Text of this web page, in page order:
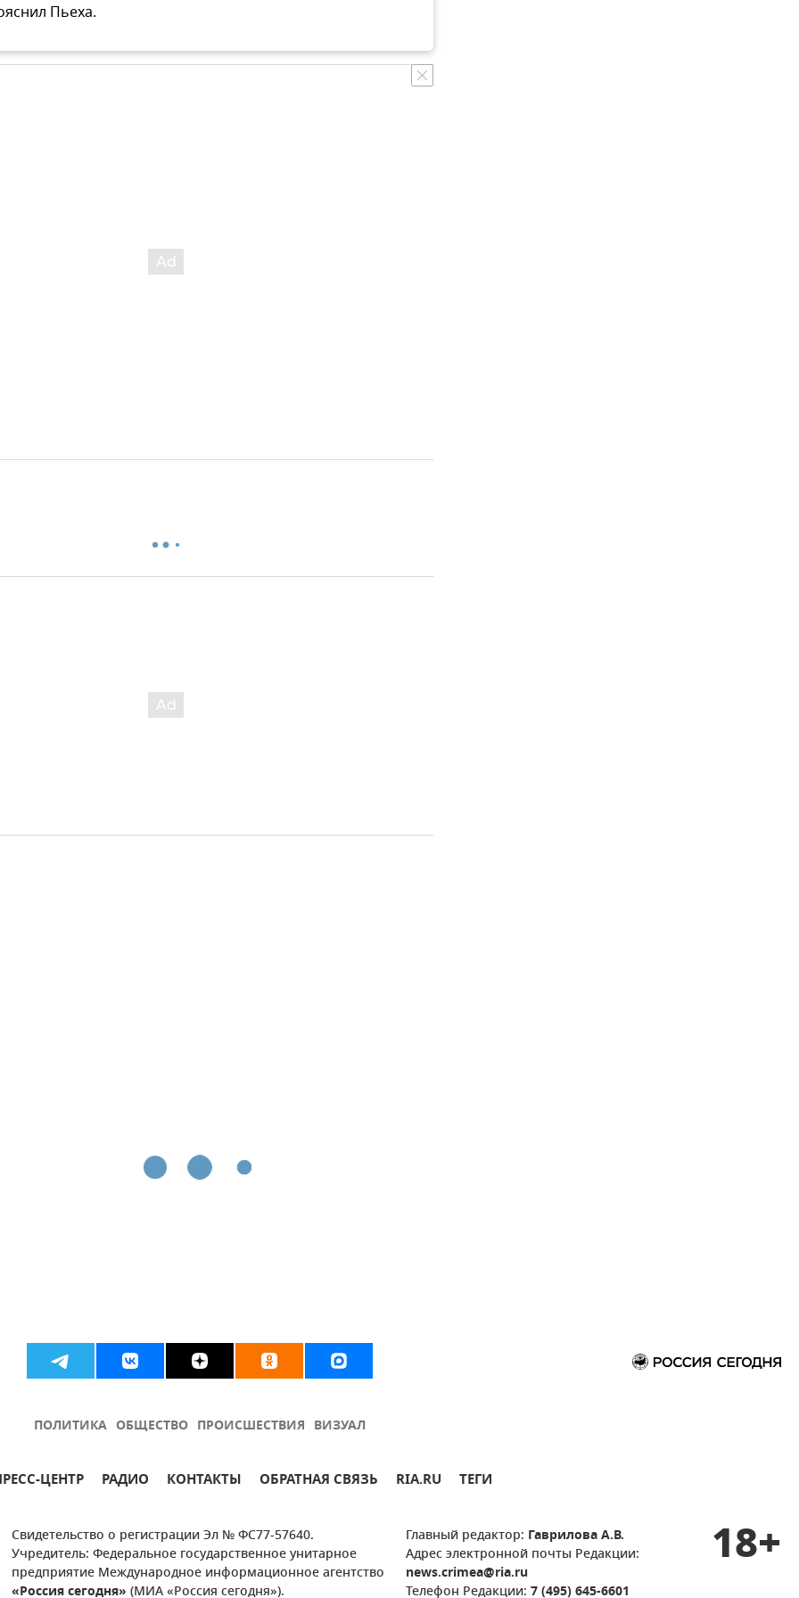
Пьеха.
ПОЛИТИКА ОБЩЕСТВО ПРОИСШЕСТВИЯ ВИЗУАЛ
ЦЕНТР РАДИО КОНТАКТЫ ОБРАТНАЯ СВЯЗЬ RIA.RU ТЕГИ
Свидетельство о регистрации Эл № ФС77-57640.
Учредитель: Федеральное государственное унитарное
предприятие Международное информационное агентство
«Россия сегодня» (МИА «Россия сегодня»).
Главный редактор: Гаврилова А.В.
Адрес электронной почты Редакции:
news.crimea@ria.ru
Телефон Редакции: 7 (495) 645-6601
18+